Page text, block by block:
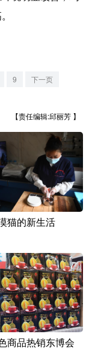
عربى
한국어
9 下一页
【责任编辑:邱丽芳 】
猫的新生活
商品热销东博会